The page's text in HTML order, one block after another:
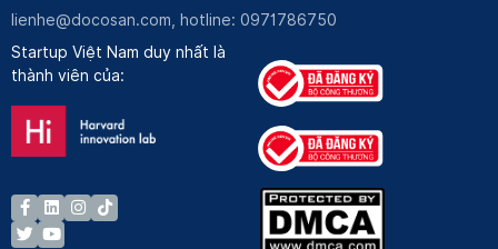
lienhe@docosan.com , hotline: 0971786750
Startup Việt Nam duy nhất là
thành viên của: